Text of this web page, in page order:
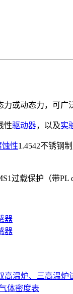
力或动态力，可广
性驱动器，以及实
蚀性1.4542不锈钢
过载保护（带PL
器
器
高温炉、三高温炉
体密度表